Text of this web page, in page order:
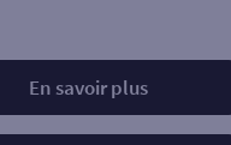
En savoir plus